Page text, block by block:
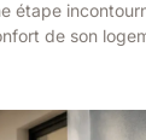
étape
de son